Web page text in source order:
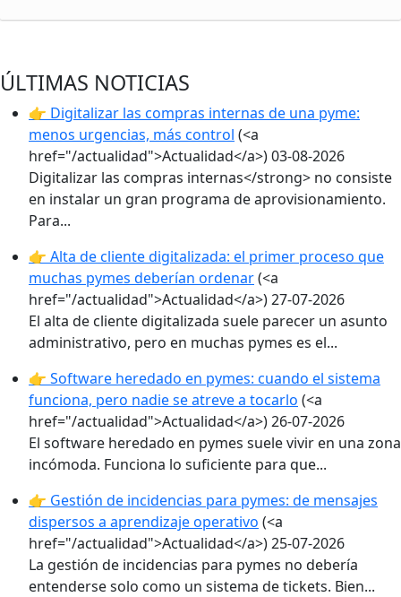
ÚLTIMAS NOTICIAS
👉 Digitalizar las compras internas de una pyme:
menos urgencias, más control (<a
href="/actualidad">Actualidad</a>)03-08-2026
Digitalizar las compras internas</strong> no consiste
en instalar un gran programa de aprovisionamiento.
Para...
👉 Alta de cliente digitalizada: el primer proceso que
muchas pymes deberían ordenar(<a
href="/actualidad">Actualidad</a>)27-07-2026
El alta de cliente digitalizada suele parecer un asunto
administrativo, pero en muchas pymes es el...
👉 Software heredado en pymes: cuando el sistema
funciona, pero nadie se atreve a tocarlo (<a
href="/actualidad">Actualidad</a>)26-07-2026
El software heredado en pymes suele vivir en una zona
incómoda. Funciona lo suficiente para que...
👉 Gestión de incidencias para pymes: de mensajes
dispersos a aprendizaje operativo (<a
href="/actualidad">Actualidad</a>)25-07-2026
La gestión de incidencias para pymes no debería
entenderse solo como un sistema de tickets. Bien...